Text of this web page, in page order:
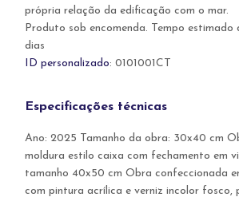
própria relação da edificação com o mar.
Produto sob encomenda. Tempo estimado
dias
ID personalizado: 0101001CT
Especificações técnicas
Ano: 2025 Tamanho da obra: 30x40 cm
moldura estilo caixa com fechamento em
tamanho 40x50 cm Obra confeccionada
com pintura acrílica e verniz incolor fosco,